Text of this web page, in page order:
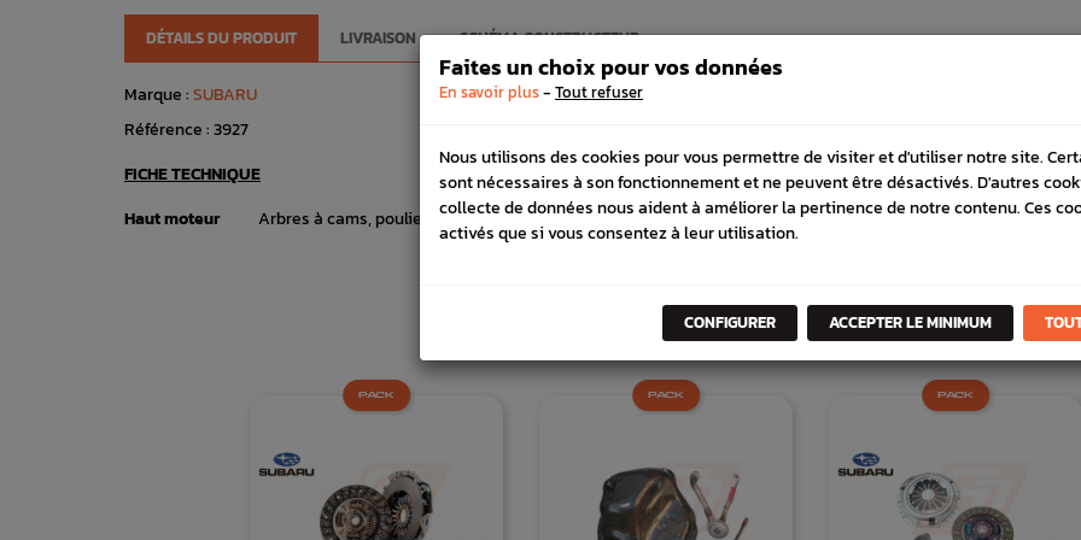
DÉTAILS DU PRODUIT LIVRAISON SCHÉMA CONSTRUCTEUR
Marque :SUBARU
Référence :3927
FICHE TECHNIQUE
Haut moteur
Arbres à cams, poulies & carters
LA MÊME
PACK PACK PACK
Faites un choix pour vos données
En savoir plus- Tout refuser
Nous utilisons des cookies pour vous permettre de visiter et d'utiliser notre site.
sont nécessaires à son fonctionnement et ne peuvent être désactivés. D'autres
collecte de données nous aident à améliorer la pertinence de notre contenu. Ces
activés que si vous consentez à leur utilisation.
CONFIGURER ACCEPTER LE MINIMUM